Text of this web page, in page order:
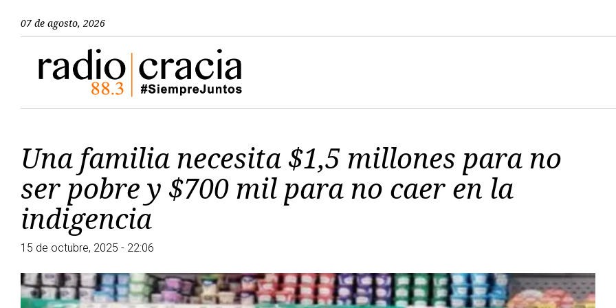
07 de agosto, 2026
Una familia necesita $1,5 millones para no
ser pobre y $700 mil para no caer en la
indigencia
15 de octubre, 2025 - 22:06